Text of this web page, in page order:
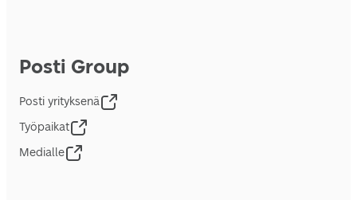
Posti Group
Posti yrityksenä
Työpaikat
Medialle